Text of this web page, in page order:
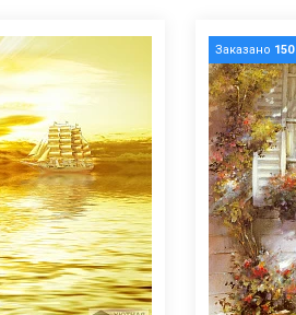
Заказано 150